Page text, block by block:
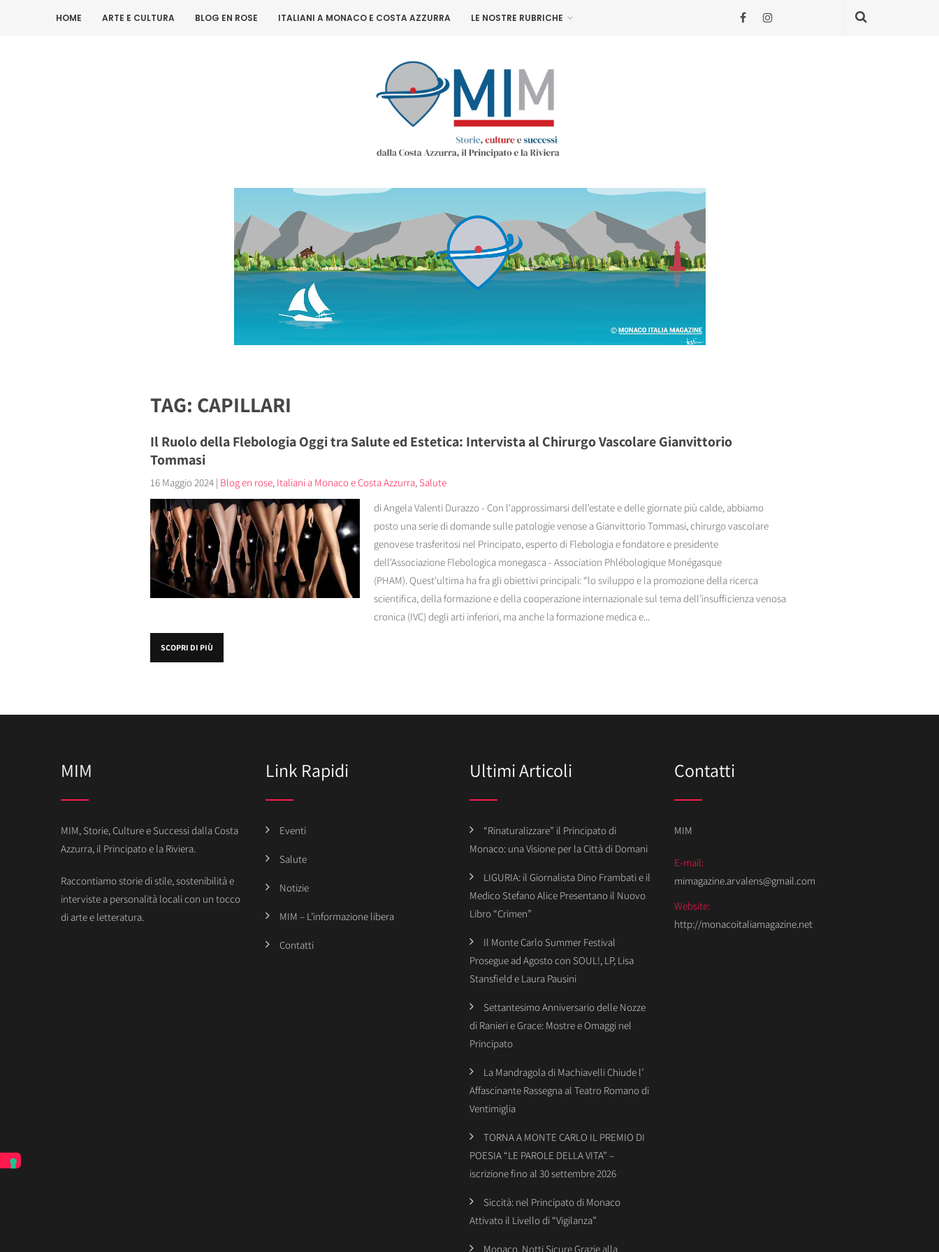
HOME ARTE E CULTURA BLOG EN ROSE ITALIANI A MONACO E COSTA AZZURRA LE NOSTRE RUBRICHE
TAG: CAPILLARI
Il Ruolo della Flebologia Oggi tra Salute ed Estetica: Intervista al Chirurgo Vascolare Gianvittorio
Tommasi
16 Maggio 2024 | Blog en rose, Italiani a Monaco e Costa Azzurra, Salute
di Angela Valenti Durazzo - Con l'approssimarsi dell'estate e delle giornate più calde, abbiamo
posto una serie di domande sulle patologie venose a Gianvittorio Tommasi, chirurgo vascolare
genovese trasferitosi nel Principato, esperto di Flebologia e fondatore e presidente
dell'Associazione Flebologica monegasca - Association Phlébologique Monégasque
(PHAM). Quest'ultima ha fra gli obiettivi principali: “lo sviluppo e la promozione della ricerca
scientifica, della formazione e della cooperazione internazionale sul tema dell’insufficienza venosa
cronica (IVC) degli arti inferiori, ma anche la formazione medica e...
SCOPRI DI PIÙ
MIM
MIM, Storie, Culture e Successi dalla Costa
Azzurra, il Principato e la Riviera.
Raccontiamo storie di stile, sostenibilità e
interviste a personalità locali con un tocco
di arte e letteratura.
Link Rapidi
Eventi
Salute
Notizie
MIM – L’informazione libera
Contatti
Ultimi Articoli
“Rinaturalizzare” il Principato di
Monaco: una Visione per la Città di Domani
LIGURIA: il Giornalista Dino Frambati e il
Medico Stefano Alice Presentano il Nuovo
Libro “Crimen”
Il Monte Carlo Summer Festival
Prosegue ad Agosto con SOUL!, LP, Lisa
Stansfield e Laura Pausini
Settantesimo Anniversario delle Nozze
di Ranieri e Grace: Mostre e Omaggi nel
Principato
La Mandragola di Machiavelli Chiude l’
Affascinante Rassegna al Teatro Romano di
Ventimiglia
TORNA A MONTE CARLO IL PREMIO DI
POESIA “LE PAROLE DELLA VITA” –
iscrizione fino al 30 settembre 2026
Siccità: nel Principato di Monaco
Attivato il Livello di “Vigilanza”
Monaco, Notti Sicure Grazie alla
Contatti
MIM
E-mail:
mimagazine.arvalens@gmail.com
Website:
http://monacoitaliamagazine.net